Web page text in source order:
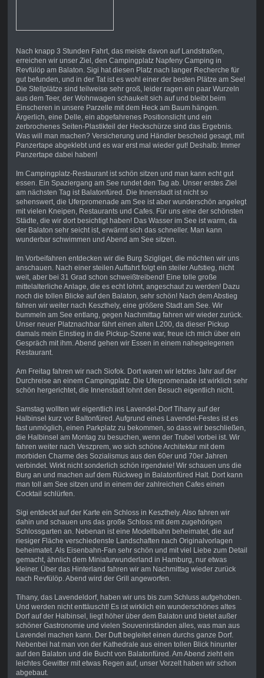
Nach knapp 3 Stunden Fahrt, das meiste davon auf Landstraßen,
erreichen wir unser Ziel, den Campingplatz Napfeny Camping in
Revfülöp am Balaton. Sigi hat diesen Platz nach langer Recherche für
gut befunden, und in der Tat ist es wohl einer der besten Plätze am See!
Die Stellplätze sind teilweise sehr groß, leider ragen ein paar Wurzeln
aus dem Teer, der Wohnwagen schaukelt sich auf und bleibt beim
Einscheren in unsere Parzelle mit dem Heck am Baum hängen.
Ärgerlich, eine Delle, ein abgefahrenes Positionslicht und ein
zerbrochenes Seiten-Plastikteil der Heckschürze sind das Ergebnis.
Was will man machen? Versicherung und Händler bescheid gesagt, mit
Panzertape abgeklebt und es war erst mal wieder gut! Deshalb: Immer
Panzertape dabei haben!
Im Campingplatz-Restaurant ist schön sitzen und man kann echt gut
essen. Ein Spaziergang am See rundet den Tag ab. Unser erstes Ziel
am nächsten Tag ist Balatonfüred. Die Innenstadt ist nicht so
sehenswert, die Uferpromenade am See ist aber wunderschön angelegt
mit vielen Kneipen, Restaurants und Cafes. Für uns eine der schönsten
Städte, die wir dort besichtigt haben! Das Wasser im See ist warm, da
der Balaton sehr seicht ist, erwärmt sich das schneller. Man kann
wunderbar schwimmen und Abend am See sitzen.
Im Vorbeifahren entdecken wir die Burg Szigliget, die möchten wir uns
anschauen. Nach einer steilen Auffahrt folgt ein steiler Aufstieg, nicht
weit, aber bei 31 Grad schon schweißtreibend! Eine tolle große
mittelalterliche Anlage, die es echt lohnt, angeschaut zu werden! Dazu
noch die tollen Blicke auf den Balaton, sehr schön! Nach dem Abstieg
fahren wir weiter nach Keszthely, eine größere Stadt am See. Wir
bummeln am See entlang, gegen Nachmittag fahren wir wieder zurück.
Unser neuer Platznachbar fährt einen alten L200, da dieser Pickup
damals mein Einstieg in die Pickup-Szene war, freue ich mich über ein
Gespräch mit ihm. Abend gehen wir Essen in einem nahegelegenen
Restaurant.
Am Freitag fahren wir nach Siofok. Dort waren wir letztes Jahr auf der
Durchreise an einem Campingplatz. Die Uferpromenade ist wirklich sehr
schön hergerichtet, die Innenstadt lohnt den Besuch eigentlich nicht.
Samstag wollten wir eigentlich ins Lavendel-Dorf Tihany auf der
Halbinsel kurz vor Baltonfüred. Aufgrund eines Lavendel-Festes ist es
fast unmöglich, einen Parkplatz zu bekommen, so dass wir beschließen,
die Halbinsel am Montag zu besuchen, wenn der Trubel vorbei ist. Wir
fahren weiter nach Veszprem, wo sich schöne Architektur mit dem
morbiden Charme des Sozialismus aus den 60er und 70er Jahren
verbindet. Wirkt nicht sonderlich schön irgendwie! Wir schauen uns die
Burg an und machen auf dem Rückweg in Balatonfüred Halt. Dort kann
man toll am See sitzen und in einem der zahlreichen Cafes einen
Cocktail schlürfen.
Sigi entdeckt auf der Karte ein Schloss in Keszthely. Also fahren wir
dahin und schauen uns das große Schloss mit dem zugehörigen
Schlossgarten an. Nebenan ist eine Modellbahn beheimatet, die auf
riesiger Fläche verschiedenste Landschaften nach Originalvorlagen
beheimatet. Als Eisenbahn-Fan sehr schön und mit viel Liebe zum Detail
gemacht, ähnlich dem Miniaturwunderland in Hamburg, nur etwas
kleiner. Über das Hinterland fahren wir am Nachmittag wieder zurück
nach Revfülöp. Abend wird der Grill angeworfen.
Tihany, das Lavendeldorf, haben wir uns bis zum Schluss aufgehoben.
Und werden nicht enttäuscht! Es ist wirklich ein wunderschönes altes
Dorf auf der Halbinsel, liegt höher über dem Balaton und bietet außer
schöner Gastronomie und vielen Souvenirständen alles, was man aus
Lavendel machen kann. Der Duft begleitet einen durchs ganze Dorf.
Nebenbei hat man von der Kathedrale aus einen tollen Blick hinunter
auf den Balaton und die Bucht von Balatonfüred. Am Abend zieht ein
leichtes Gewitter mit etwas Regen auf, unser Vorzelt haben wir schon
abgebaut.